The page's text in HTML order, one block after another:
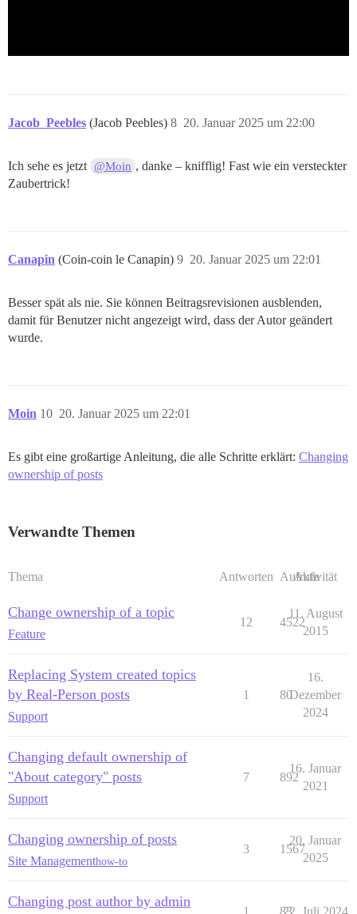
Jacob_Peebles (Jacob Peebles) 20. Januar 2025 um 22:00
8
Ich sehe es jetzt @Moin , danke – knifflig! Fast wie ein versteckter
Zaubertrick!
Canapin (Coin-coin le Canapin) 20. Januar 2025 um 22:01
9
Besser spät als nie. Sie können Beitragsrevisionen ausblenden,
damit für Benutzer nicht angezeigt wird, dass der Autor geändert
wurde.
Moin 20. Januar 2025 um 22:01
10
Es gibt eine großartige Anleitung, die alle Schritte erklärt: Changing
ownership of posts
Verwandte Themen
Thema Antworten Aufrufe
Aktivität
Change ownership of a topic
Feature
12 4522
11. August
2015
Replacing System created topics
by Real-Person posts
Support
1 80
16.
Dezember
2024
Changing default ownership of
"About category" posts
Support
7 892
16. Januar
2021
Changing ownership of posts
Site Managementhow-to
3 1567
20. Januar
2025
Changing post author by admin